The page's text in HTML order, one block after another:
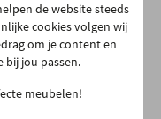
- 18:30
- 18:30
de website steeds
cookies volgen wij
om je content en
bij jou passen.
meubelen!